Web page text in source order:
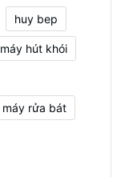
huy bep
máy hút khói
máy rửa bát